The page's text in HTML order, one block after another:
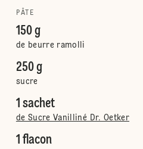
PÂTE
150 g
de beurre ramolli
250 g
sucre
1 sachet
de Sucre Vanilliné Dr. Oetker
1 flacon